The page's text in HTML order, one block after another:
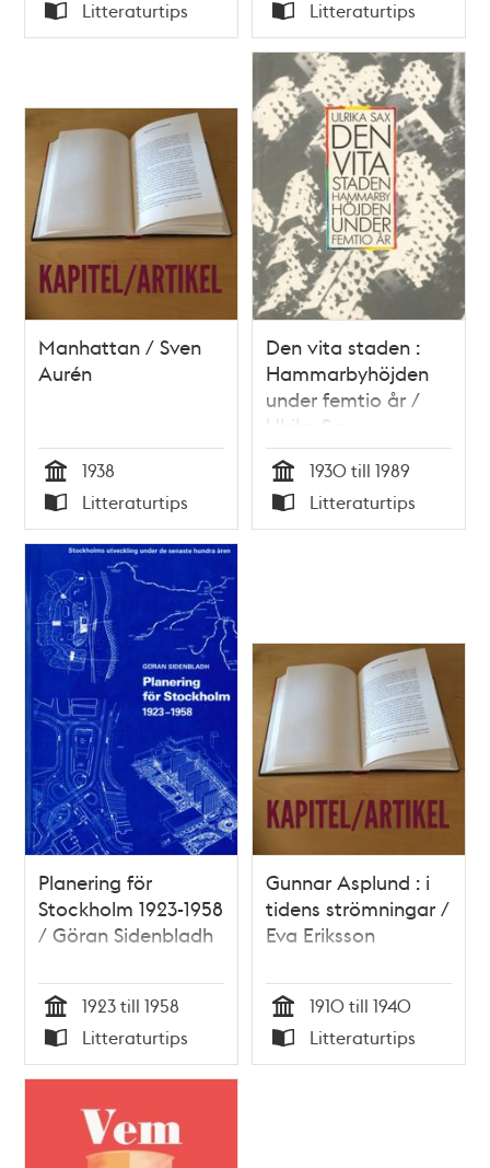
Typ
Litteraturtips
Typ
Litteraturtips
Manhattan / Sven
Aurén
Tid
1938
Typ
Litteraturtips
Den vita staden :
Hammarbyhöjden
under femtio år /
Ulrika Sax
Tid
1930 till 1989
Typ
Litteraturtips
Planering för
Stockholm 1923-1958
/ Göran Sidenbladh
Tid
1923 till 1958
Typ
Litteraturtips
Gunnar Asplund : i
tidens strömningar /
Eva Eriksson
Tid
1910 till 1940
Typ
Litteraturtips